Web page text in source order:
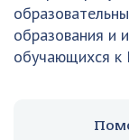
образования и
обучающихся к